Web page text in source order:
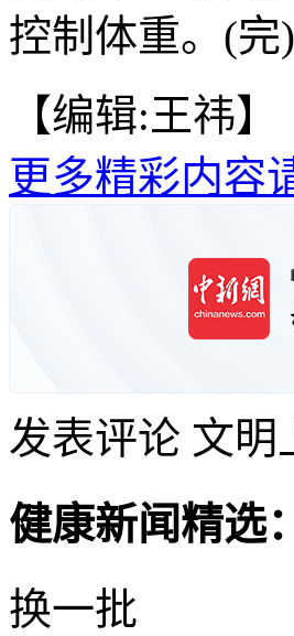
控制体重。(完)
【编辑:王祎】
更多精彩内容
发表评论 文明
健康新闻精选：
换一批